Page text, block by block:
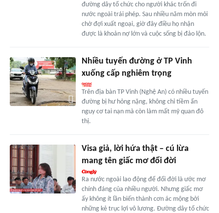
đường dây tổ chức cho người khác trốn đi
nước ngoài trái phép. Sau nhiều năm mòn mỏi
chờ đợi xuất ngoại, giờ đây điều họ nhận
được là khoản nợ lớn và cuộc sống bị đảo lộn.
Nhiều tuyến đường ở TP Vinh
xuống cấp nghiêm trọng
Trên địa bàn TP Vinh (Nghệ An) có nhiều tuyến
đường bị hư hỏng nặng, không chỉ tiềm ẩn
nguy cơ tai nạn mà còn làm mất mỹ quan đô
thị.
Visa giả, lời hứa thật – cú lừa
mang tên giấc mơ đổi đời
Ra nước ngoài lao động để đổi đời là ước mơ
chính đáng của nhiều người. Nhưng giấc mơ
ấy không ít lần biến thành cơn ác mộng bởi
những kẻ trục lợi vô lương. Đường dây tổ chức